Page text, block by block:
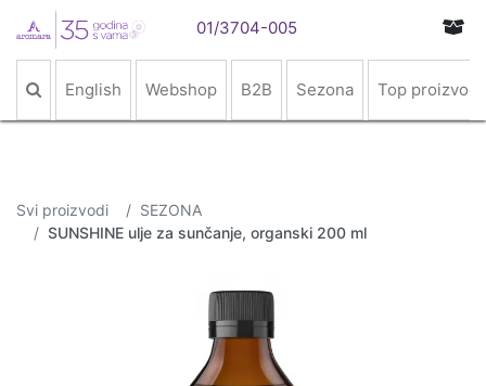
01/3704-005
English Webshop B2B Sezona Top proizvodi
Svi proizvodi
SEZONA
SUNSHINE ulje za sunčanje, organski 200 ml